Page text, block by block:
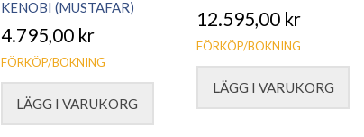
KENOBI (MUSTAFAR)
4.795,00 kr
FÖRKÖP/BOKNING
LÄGG I VARUKORG
12.595,00 kr
FÖRKÖP/BOKNING
LÄGG I VARUKORG